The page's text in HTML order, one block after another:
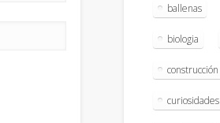
ballenas
biologia
construcción
curiosidades